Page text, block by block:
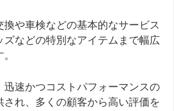
換や車検などの基本的なサービス
ズなどの特別なアイテムまで幅広
迅速かつコストパフォーマンスの
され、多くの顧客から高い評価を